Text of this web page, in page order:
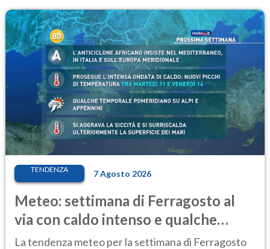
TENDENZA 7 Agosto 2026
Meteo: settimana di Ferragosto al
via con caldo intenso e qualche
temporale
La tendenza meteo per la settimana di Ferragosto